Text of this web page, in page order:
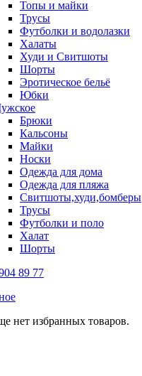
Топы и майки
Трусы
Футболки и водолазки
Халаты
Худи и Свитшоты
Шорты
Эротическое бельё
Юбки
Брюки
Кальсоны
Майки
Носки
Одежда для дома
Одежда для пляжа
Свитшоты,худи,бомберы
Трусы
Футболки и поло
Халат
Шорты
89 77
нет избранных товаров.